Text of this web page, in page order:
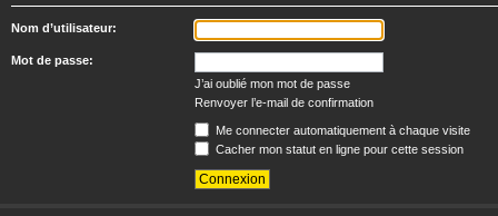
Nom d’utilisateur:
Mot de passe:
J’ai oublié mon mot de passe
Renvoyer l’e-mail de confirmation
Me connecter automatiquement à chaque visite
Cacher mon statut en ligne pour cette session